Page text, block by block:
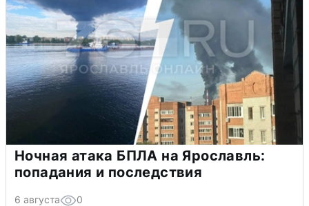
Ночная атака БПЛА на Ярославль:
попадания и последствия
6 августа 0